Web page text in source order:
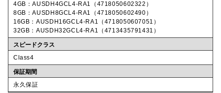
4GB：AUSDH4GCL4-RA1（4718050602322）
8GB：AUSDH8GCL4-RA1（4718050602490）
16GB：AUSDH16GCL4-RA1（4718050607051）
32GB：AUSDH32GCL4-RA1（4713435791431）
スピードクラス
Class4
保証期間
永久保証